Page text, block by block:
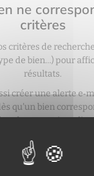
ne
critères
critères de
de bien…) pour
résultats.
créer une alerte
qu'un bien
sera mis en
créer une alerte